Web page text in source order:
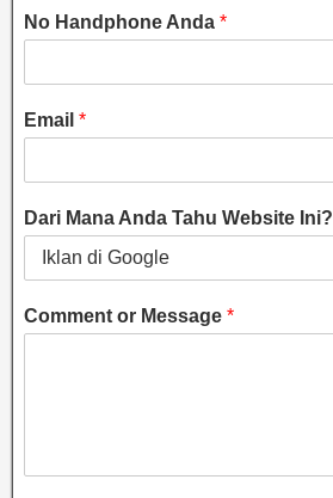
No Handphone Anda *
Email *
Dari Mana Anda Tahu Website Ini?
Comment or Message *